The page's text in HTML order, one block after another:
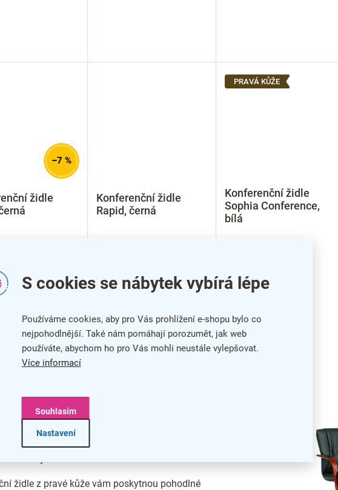
S cookies se nábytek vybírá lépe
Používáme cookies, aby pro Vás prohlížení e-shopu bylo co
nejpohodlnější. Také nám pomáhají porozumět, jak web
používáte, abychom ho pro Vás mohli neustále vylepšovat.
Více informací
Nastavení
Souhlasím
–7 %
židle
Konferenční židle
Rapid, černá
PRAVÁ KŮŽE
Konferenční židle
Sophia Conference,
bílá
í
židle jsou
jsou vhodné pro ředitelské pracovny a
židle z pravé kůže vám poskytnou pohodlné